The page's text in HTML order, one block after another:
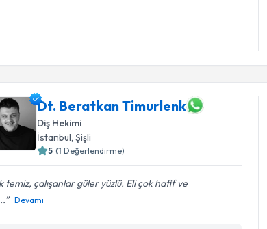
Dt. Beratkan Timurlenk
Diş Hekimi
İstanbul, Şişli
5 (1 Değerlendirme)
temiz, çalışanlar güler yüzlü. Eli çok hafif ve
Devamı